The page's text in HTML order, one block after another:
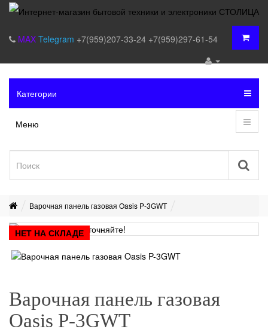
MAX Telegram +7(959)207-33-24 +7(959)297-61-54
Категории
Меню
Варочная панель газовая Oasis P-3GWT
НЕТ НА СКЛАДЕ
Варочная панель газовая
Oasis P-3GWT